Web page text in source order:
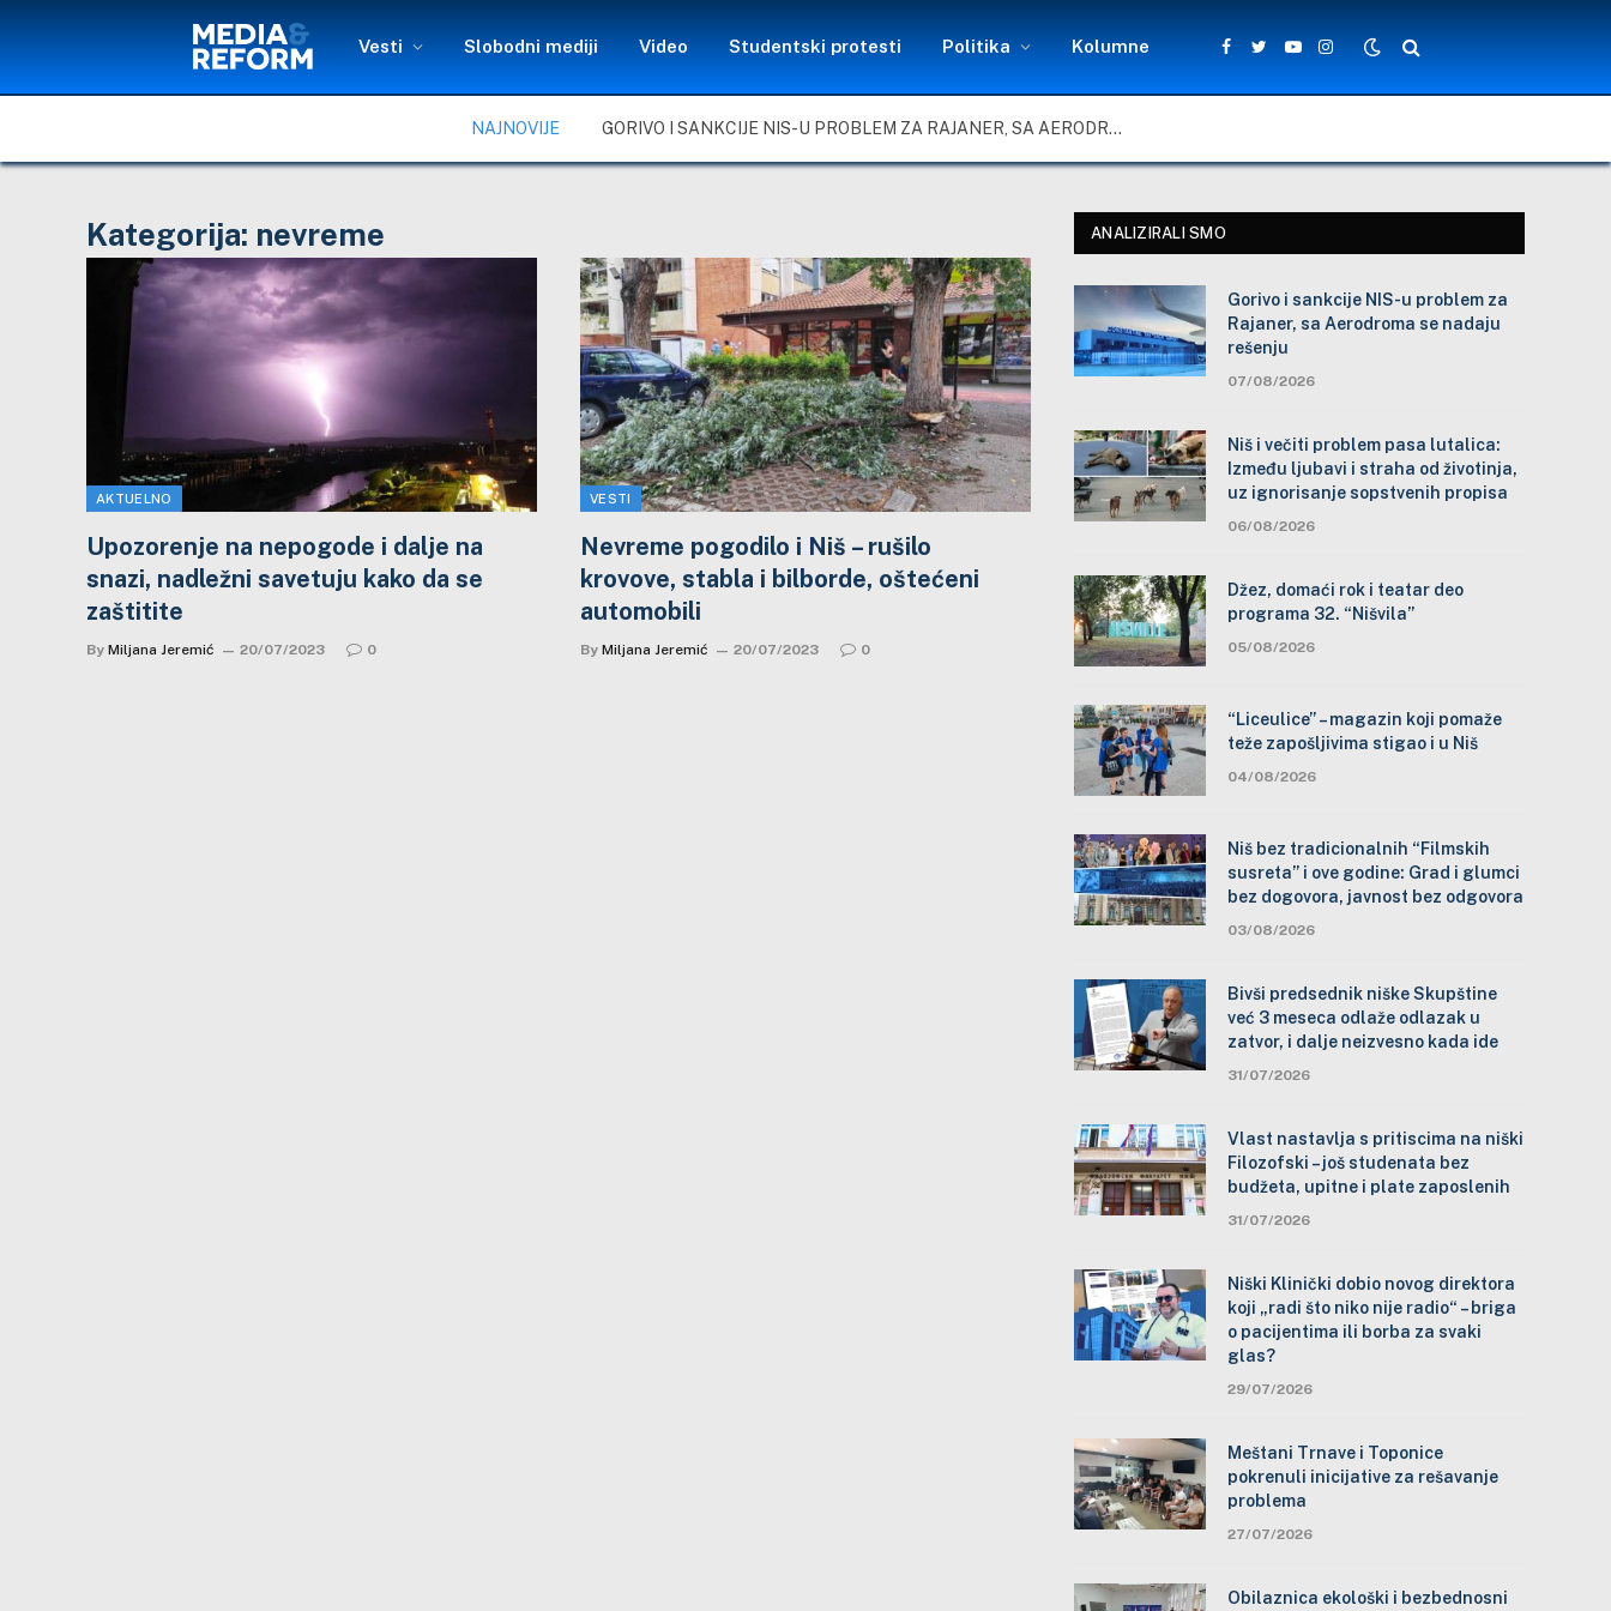
Vesti Slobodni mediji Video Studentski protesti Politika Kolumne
Facebook
TwitterYouTubeInstagram
NAJNOVIJE GORIVO I SANKCIJE NIS-U PROBLEM ZA RAJANER, SA AERODROMA SE NADAJU REŠENJU
Kategorija: nevreme
AKTUELNO
Upozorenje na nepogode i dalje na
snazi, nadležni savetuju kako da se
zaštitite
By Miljana Jeremić 20/07/2023 0
VESTI
Nevreme pogodilo i Niš – rušilo
krovove, stabla i bilborde, oštećeni
automobili
By Miljana Jeremić 20/07/2023 0
ANALIZIRALI SMO
Gorivo i sankcije NIS-u problem za
Rajaner, sa Aerodroma se nadaju
rešenju
07/08/2026
Niš i večiti problem pasa lutalica:
Između ljubavi i straha od životinja,
uz ignorisanje sopstvenih propisa
06/08/2026
Džez, domaći rok i teatar deo
programa 32. “Nišvila”
05/08/2026
“Liceulice” – magazin koji pomaže
teže zapošljivima stigao i u Niš
04/08/2026
Niš bez tradicionalnih “Filmskih
susreta” i ove godine: Grad i glumci
bez dogovora, javnost bez odgovora
03/08/2026
Bivši predsednik niške Skupštine
već 3 meseca odlaže odlazak u
zatvor, i dalje neizvesno kada ide
31/07/2026
Vlast nastavlja s pritiscima na niški
Filozofski – još studenata bez
budžeta, upitne i plate zaposlenih
31/07/2026
Niški Klinički dobio novog direktora
koji „radi što niko nije radio“ – briga
o pacijentima ili borba za svaki
glas?
29/07/2026
Meštani Trnave i Toponice
pokrenuli inicijative za rešavanje
problema
27/07/2026
Obilaznica ekološki i bezbednosni